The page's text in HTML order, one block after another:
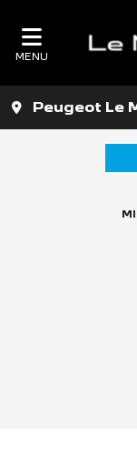
MENU
Peugeot Le